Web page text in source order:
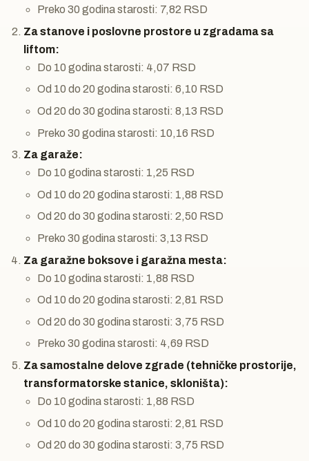
Preko 30 godina starosti: 7,82 RSD
Za stanove i poslovne prostore u zgradama sa
liftom:
Do 10 godina starosti: 4,07 RSD
Od 10 do 20 godina starosti: 6,10 RSD
Od 20 do 30 godina starosti: 8,13 RSD
Preko 30 godina starosti: 10,16 RSD
Za garaže:
Do 10 godina starosti: 1,25 RSD
Od 10 do 20 godina starosti: 1,88 RSD
Od 20 do 30 godina starosti: 2,50 RSD
Preko 30 godina starosti: 3,13 RSD
Za garažne boksove i garažna mesta:
Do 10 godina starosti: 1,88 RSD
Od 10 do 20 godina starosti: 2,81 RSD
Od 20 do 30 godina starosti: 3,75 RSD
Preko 30 godina starosti: 4,69 RSD
Za samostalne delove zgrade (tehničke prostorije,
transformatorske stanice, skloništa):
Do 10 godina starosti: 1,88 RSD
Od 10 do 20 godina starosti: 2,81 RSD
Od 20 do 30 godina starosti: 3,75 RSD